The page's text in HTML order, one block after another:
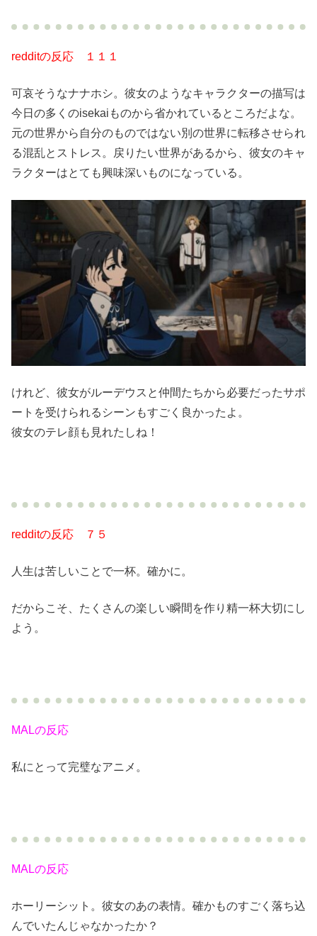
redditの反応 １１１
可哀そうなナナホシ。彼女のようなキャラクターの描写は
今日の多くのisekaiものから省かれているところだよな。
元の世界から自分のものではない別の世界に転移させられ
る混乱とストレス。戻りたい世界があるから、彼女のキャ
ラクターはとても興味深いものになっている。
けれど、彼女がルーデウスと仲間たちから必要だったサポ
ートを受けられるシーンもすごく良かったよ。
彼女のテレ顔も見れたしね！
redditの反応 ７５
人生は苦しいことで一杯。確かに。
だからこそ、たくさんの楽しい瞬間を作り精一杯大切にし
よう。
MALの反応
私にとって完璧なアニメ。
MALの反応
ホーリーシット。彼女のあの表情。確かものすごく落ち込
んでいたんじゃなかったか？